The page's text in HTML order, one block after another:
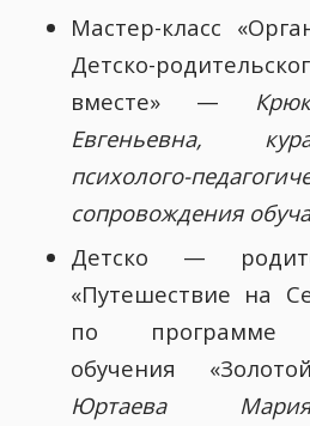
Мастер-класс
Детско-
вместе» —
Евгеньевна,
психолого-
сопровождения
Детско —
«Путешествие на
по программе
обучения
Юртаева